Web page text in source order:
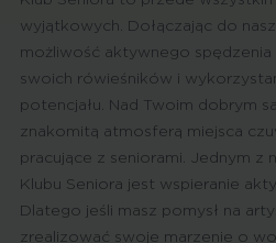
wyjątkowych. Dołączając do
możliwość aktywnego
swoich rówieśników i
potencjału. Nad Twoim dobrym
znakomitą atmosferą miejsca
pracujące z seniorami. Jednym z
Klubu Seniora jest wspieranie
Dlatego jeśli masz pomysł na
zrealizować swoje marzenie o